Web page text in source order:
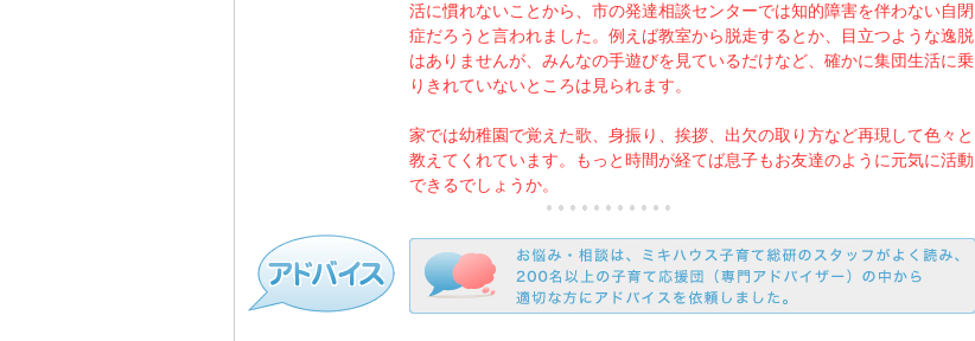
活に慣れないことから、市の発達相談センターでは知的障害を伴わない自閉
症だろうと言われました。例えば教室から脱走するとか、目立つような逸脱
はありませんが、みんなの手遊びを見ているだけなど、確かに集団生活に乗
りきれていないところは見られます。
家では幼稚園で覚えた歌、身振り、挨拶、出欠の取り方など再現して色々と
教えてくれています。もっと時間が経てば息子もお友達のように元気に活動
できるでしょうか。